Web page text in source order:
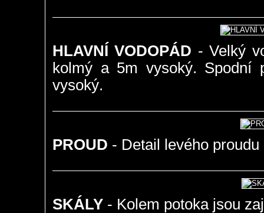
HLAVNÍ VODOPÁD - Velký
kolmý a 5m vysoký. Spodní
vysoký.
PROUD - Detail levého
SKÁLY - Kolem potoka jsou